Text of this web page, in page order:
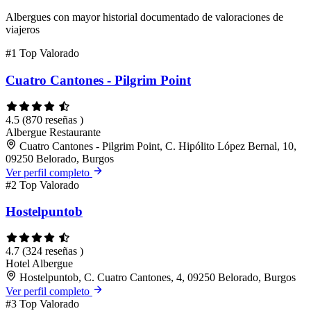
Albergues con mayor historial documentado de valoraciones de
viajeros
#1 Top Valorado
Cuatro Cantones - Pilgrim Point
4.5 (870 reseñas )
Albergue Restaurante
Cuatro Cantones - Pilgrim Point, C. Hipólito López Bernal, 10,
09250 Belorado, Burgos
Ver perfil completo
#2 Top Valorado
Hostelpuntob
4.7 (324 reseñas )
Hotel Albergue
Hostelpuntob, C. Cuatro Cantones, 4, 09250 Belorado, Burgos
Ver perfil completo
#3 Top Valorado